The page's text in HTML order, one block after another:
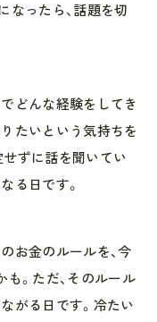
なったら、話題を切
どんな経験をしてき
たいという気持ちを
ずに話を聞いてい
る日です。
お金のルールを、今
も。ただ、そのルール
がる日です。冷たい